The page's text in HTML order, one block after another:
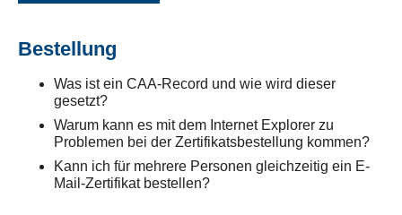
Bestellung
Was ist ein CAA-Record und wie wird dieser
gesetzt?
Warum kann es mit dem Internet Explorer zu
Problemen bei der Zertifikatsbestellung kommen?
Kann ich für mehrere Personen gleichzeitig ein E-
Mail-Zertifikat bestellen?